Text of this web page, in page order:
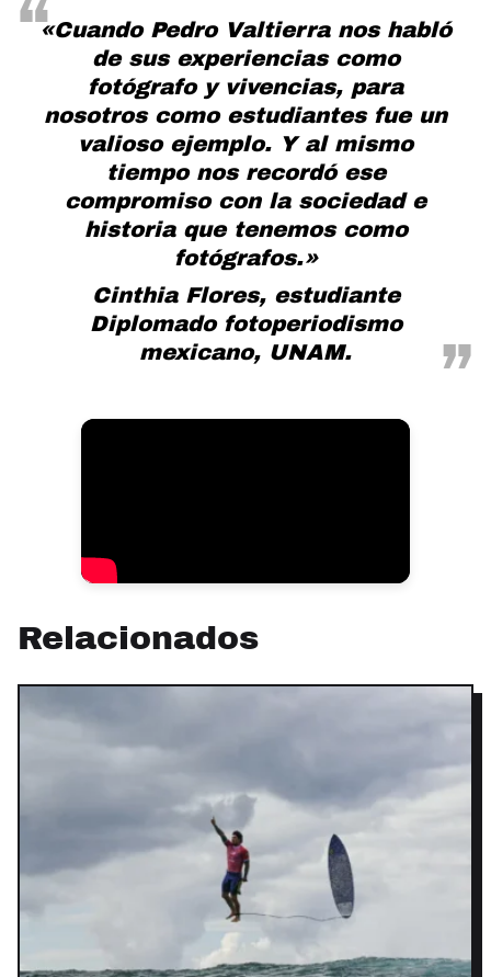
«Cuando Pedro Valtierra nos habló
de sus experiencias como
fotógrafo y vivencias, para
nosotros como estudiantes fue un
valioso ejemplo. Y al mismo
tiempo nos recordó ese
compromiso con la sociedad e
historia que tenemos como
fotógrafos.»
Cinthia Flores, estudiante
Diplomado fotoperiodismo
mexicano, UNAM.
Relacionados